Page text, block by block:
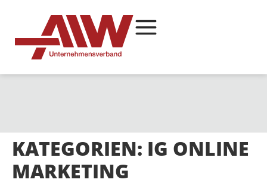
KATEGORIEN: IG ONLINE
MARKETING